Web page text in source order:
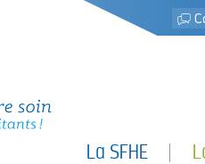
La SFHE